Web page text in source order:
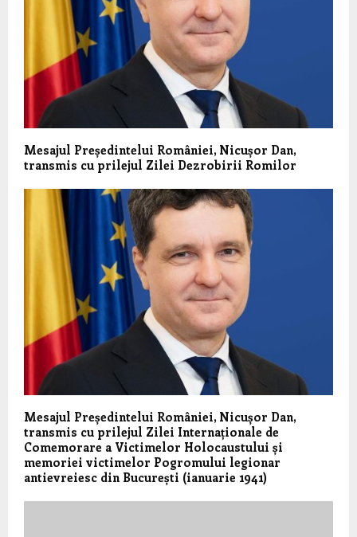
Mesajul Președintelui României, Nicușor Dan,
transmis cu prilejul Zilei Dezrobirii Romilor
Mesajul Președintelui României, Nicușor Dan,
transmis cu prilejul Zilei Internaționale de
Comemorare a Victimelor Holocaustului și
memoriei victimelor Pogromului legionar
antievreiesc din București (ianuarie 1941)